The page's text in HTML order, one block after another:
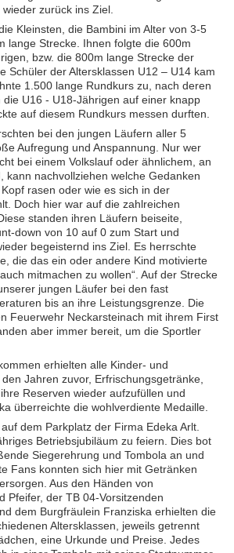
zurück ins Ziel.
Kleinsten, die Bambini im Alter von 3-5
lange Strecke. Ihnen folgte die 600m
bzw. die 800m lange Strecke der
Schüler der Altersklassen U12 – U14 kam
1.500 lange Rundkurs zu, nach deren
U16 - U18-Jährigen auf einer knapp
auf diesem Rundkurs messen durften.
bei den jungen Läufern aller 5
Aufregung und Anspannung. Nur wer
bei einem Volkslauf oder ähnlichem, an
kann nachvollziehen welche Gedanken
rasen oder wie es sich in der
Doch hier war auf die zahlreichen
standen ihren Läufern beiseite,
down von 10 auf 0 zum Start und
begeisternd ins Ziel. Es herrschte
die das ein oder andere Kind motivierte
mitmachen zu wollen“. Auf der Strecke
jungen Läufer bei den fast
bis an ihre Leistungsgrenze. Die
Feuerwehr Neckarsteinach mit ihrem First
aber immer bereit, um die Sportler
erhielten alle Kinder- und
Jahren zuvor, Erfrischungsgetränke,
Reserven wieder aufzufüllen und
überreichte die wohlverdiente Medaille.
dem Parkplatz der Firma Edeka Arlt.
Betriebsjubiläum zu feiern. Dies bot
Siegerehrung und Tombola an und
Fans konnten sich hier mit Getränken
Aus den Händen von
Pfeifer, der TB 04-Vorsitzenden
dem Burgfräulein Franziska erhielten die
Altersklassen, jeweils getrennt
eine Urkunde und Preise. Jedes